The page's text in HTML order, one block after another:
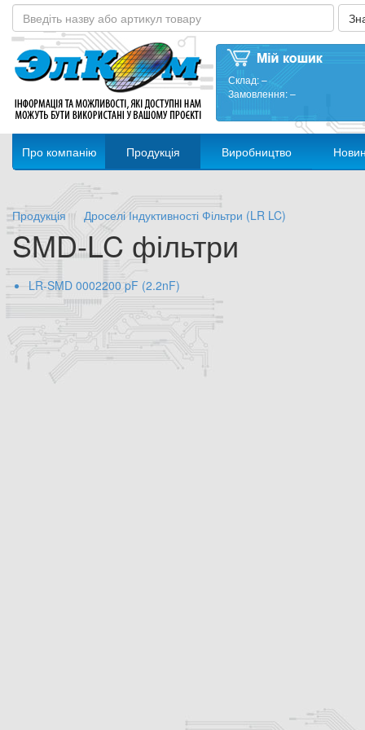
Склад:–
Замовлення:–
Про компанію Продукція Виробництво
Продукція Дроселі Індуктивності Фільтри (LR LC)
SMD-LC фільтри
LR-SMD 0002200 pF (2.2nF)